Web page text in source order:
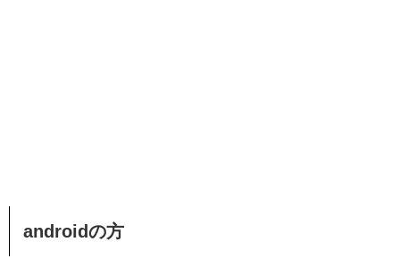
androidの方